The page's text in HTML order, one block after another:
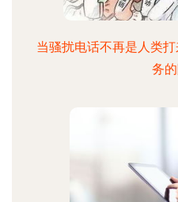
当骚扰电话不再是人类
务